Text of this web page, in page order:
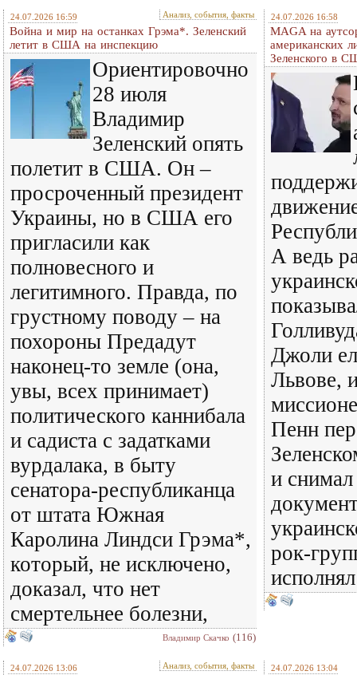
24.07.2026 16:59 Анализ, события, факты
Война и мир на останках Грэма*. Зеленский
летит в США на инспекцию
Ориентировочно
28 июля
Владимир
Зеленский опять
полетит в США. Он –
просроченный президент
Украины, но в США его
пригласили как
полновесного и
легитимного. Правда, по
грустному поводу – на
похороны Предадут
наконец-то земле (она,
увы, всех принимает)
политического каннибала
и садиста с задатками
вурдалака, в быту
сенатора-республиканца
от штата Южная
Каролина Линдси Грэма*,
который, не исключено,
доказал, что нет
смертельнее болезни,
Владимир Скачко (116)
24.07.2026 16:58
MAGA на
американских
Зеленского в
А ведь
Джоли
Львове,
Пенн
и снимал
рок-
исполнял
24.07.2026 13:06 Анализ, события, факты 24.07.2026 13:04